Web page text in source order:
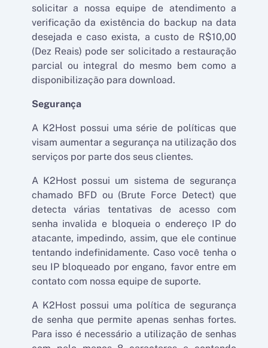
solicitar a nossa equipe de atendimento a
verificação da existência do backup na data
desejada e caso exista, a custo de R$10,00
(Dez Reais) pode ser solicitado a restauração
parcial ou integral do mesmo bem como a
disponibilização para download.
Segurança
A K2Host possui uma série de políticas que
visam aumentar a segurança na utilização dos
serviços por parte dos seus clientes.
A K2Host possui um sistema de segurança
chamado BFD ou (Brute Force Detect) que
detecta várias tentativas de acesso com
senha invalida e bloqueia o endereço IP do
atacante, impedindo, assim, que ele continue
tentando indefinidamente. Caso você tenha o
seu IP bloqueado por engano, favor entre em
contato com nossa equipe de suporte.
A K2Host possui uma política de segurança
de senha que permite apenas senhas fortes.
Para isso é necessário a utilização de senhas